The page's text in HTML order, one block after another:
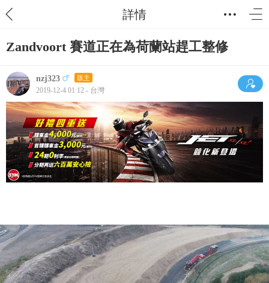
詳情
Zandvoort 賽道正在為荷蘭站趕工整修
nzj323 版主
2019-12-4 01:12 - 台灣